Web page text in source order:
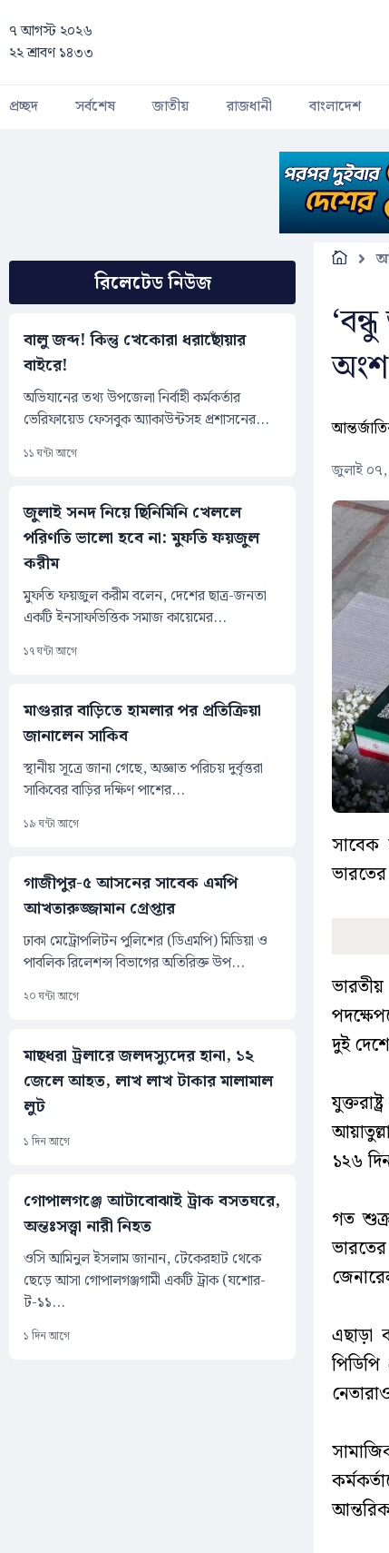
৭ আগস্ট ২০২৬
২২ শ্রাবণ ১৪৩৩
প্রচ্ছদ সর্বশেষ জাতীয় রাজধানী বাংলাদেশ
রিলেটেড নিউজ
বালু জব্দ! কিন্তু খেকোরা ধরাছোঁয়ার
বাইরে!
অভিযানের তথ্য উপজেলা নির্বাহী কর্মকর্তার
ভেরিফায়েড ফেসবুক অ্যাকাউন্টসহ প্রশাসনের...
১১ ঘন্টা আগে
জুলাই সনদ নিয়ে ছিনিমিনি খেললে
পরিণতি ভালো হবে না: মুফতি ফয়জুল
করীম
মুফতি ফয়জুল করীম বলেন, দেশের ছাত্র-জনতা
একটি ইনসাফভিত্তিক সমাজ কায়েমের...
১৭ ঘন্টা আগে
মাগুরার বাড়িতে হামলার পর প্রতিক্রিয়া
জানালেন সাকিব
স্থানীয় সূত্রে জানা গেছে, অজ্ঞাত পরিচয় দুর্বৃত্তরা
সাকিবের বাড়ির দক্ষিণ পাশের...
১৯ ঘন্টা আগে
গাজীপুর-৫ আসনের সাবেক এমপি
আখতারুজ্জামান গ্রেপ্তার
ঢাকা মেট্রোপলিটন পুলিশের (ডিএমপি) মিডিয়া ও
পাবলিক রিলেশন্স বিভাগের অতিরিক্ত উপ...
২০ ঘন্টা আগে
মাছধরা ট্রলারে জলদস্যুদের হানা, ১২
জেলে আহত, লাখ লাখ টাকার মালামাল
লুট
১ দিন আগে
গোপালগঞ্জে আটাবোঝাই ট্রাক বসতঘরে,
অন্তঃসত্ত্বা নারী নিহত
ওসি আমিনুল ইসলাম জানান, টেকেরহাট থেকে
ছেড়ে আসা গোপালগঞ্জগামী একটি ট্রাক (যশোর-
ট-১১...
১ দিন আগে
অংশ
জুলাই
সাবেক
দুই
১২৬
গত
এছাড়া